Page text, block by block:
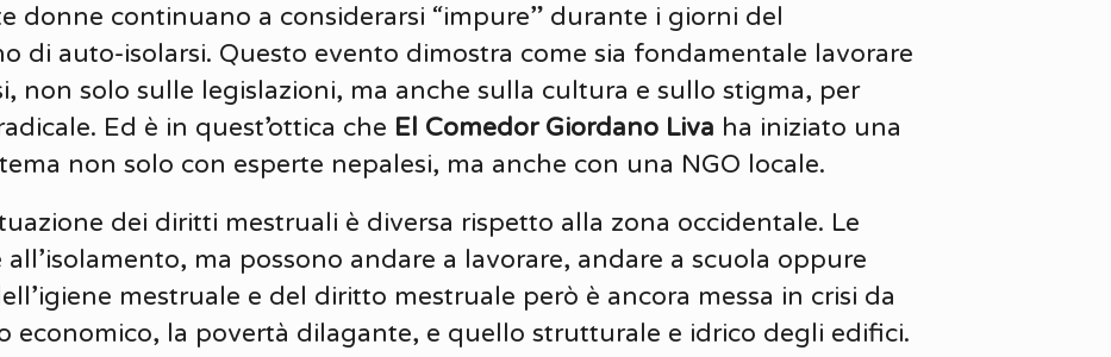
donne continuano a considerarsi “impure” durante i giorni del
di auto-isolarsi. Questo evento dimostra come sia fondamentale lavorare
non solo sulle legislazioni, ma anche sulla cultura e sullo stigma, per
Ed è in quest’ottica che El Comedor Giordano Liva ha iniziato una
non solo con esperte nepalesi, ma anche con una NGO locale.
dei diritti mestruali è diversa rispetto alla zona occidentale. Le
ma possono andare a lavorare, andare a scuola oppure
mestruale e del diritto mestruale però è ancora messa in crisi da
economico, la povertà dilagante, e quello strutturale e idrico degli edifici.